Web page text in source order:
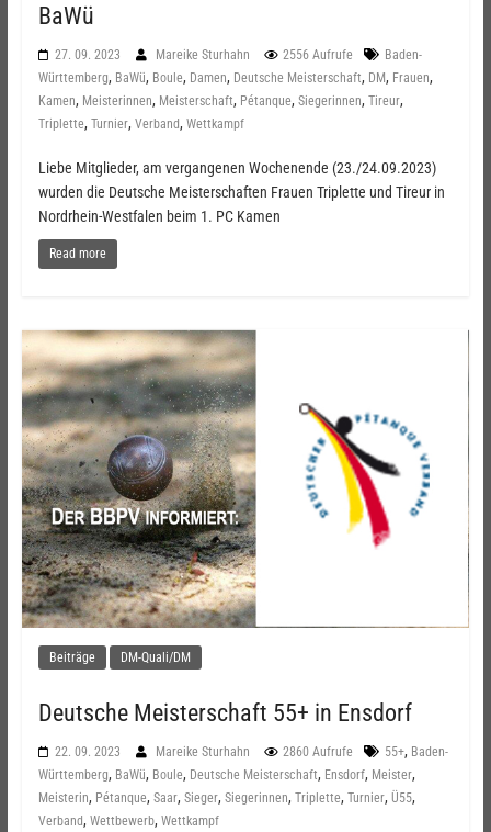
BaWü
27. 09. 2023 Mareike Sturhahn 2556 Aufrufe
Baden-
Württemberg, BaWü, Boule, Damen, Deutsche Meisterschaft, DM, Frauen,
Kamen, Meisterinnen, Meisterschaft, Pétanque, Siegerinnen, Tireur,
Triplette, Turnier, Verband, Wettkampf
Liebe Mitglieder, am vergangenen Wochenende (23./24.09.2023)
wurden die Deutsche Meisterschaften Frauen Triplette und Tireur in
Nordrhein-Westfalen beim 1. PC Kamen
Read more
Beiträge DM-Quali/DM
Deutsche Meisterschaft 55+ in Ensdorf
22. 09. 2023 Mareike Sturhahn 2860 Aufrufe 55+, Baden-
Württemberg, BaWü, Boule, Deutsche Meisterschaft, Ensdorf, Meister,
Meisterin, Pétanque, Saar, Sieger, Siegerinnen, Triplette, Turnier, Ü55,
Verband, Wettbewerb, Wettkampf